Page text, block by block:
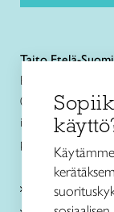
Taito Etelä-
Eteläesplanadi 4
00130 Helsinki
p. 050 3508470
Kurssit ja leirit